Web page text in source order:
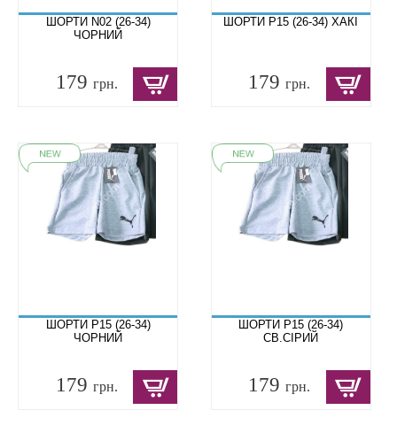
ШОРТИ N02 (26-34)
ЧОРНИЙ
179 грн.
ШОРТИ P15 (26-34) ХАКІ
179грн.
ШОРТИ P15 (26-34)
ЧОРНИЙ
179 грн.
ШОРТИ P15 (26-34)
СВ.СІРИЙ
179грн.